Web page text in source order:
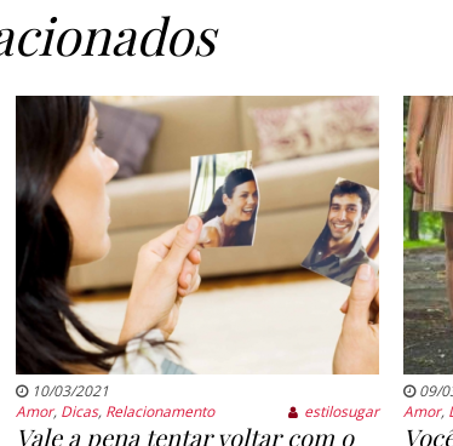
10/03/2021
Amor, Dicas, Relacionamento estilosugar
Vale a pena tentar voltar com o
09/
Amor,